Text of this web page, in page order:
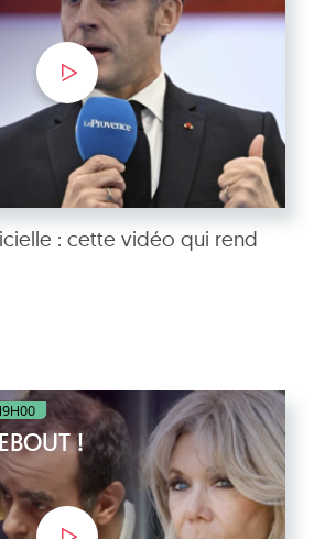
: cette vidéo qui rend
!